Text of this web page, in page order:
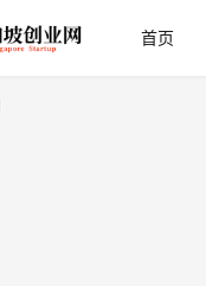
首页